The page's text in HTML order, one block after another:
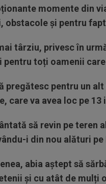
momente din
obstacole și pentru
târziu, privesc în
pentru toți oamenii
pregătesc pentru un
care va avea loc pe
să revin pe teren
i din nou alături
abia aștept să
și cu atât de mulți